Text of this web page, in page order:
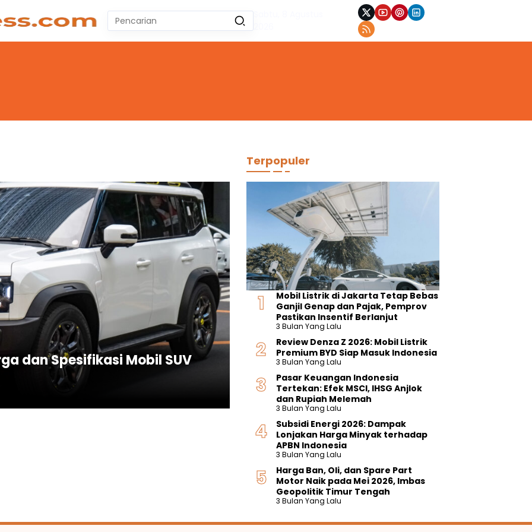
Pencarian
untuk:
Sabtu, 8 Agustus
dan Spesifikasi Mobil SUV
Terpopuler
Mobil Listrik di Jakarta Tetap Bebas
Ganjil Genap dan Pajak, Pemprov
Pastikan Insentif Berlanjut
3 Bulan Yang Lalu
Review Denza Z 2026: Mobil Listrik
Premium BYD Siap Masuk Indonesia
3 Bulan Yang Lalu
Pasar Keuangan Indonesia
Tertekan: Efek MSCI, IHSG Anjlok
dan Rupiah Melemah
3 Bulan Yang Lalu
Subsidi Energi 2026: Dampak
Lonjakan Harga Minyak terhadap
APBN Indonesia
3 Bulan Yang Lalu
Harga Ban, Oli, dan Spare Part
Motor Naik pada Mei 2026, Imbas
Geopolitik Timur Tengah
3 Bulan Yang Lalu